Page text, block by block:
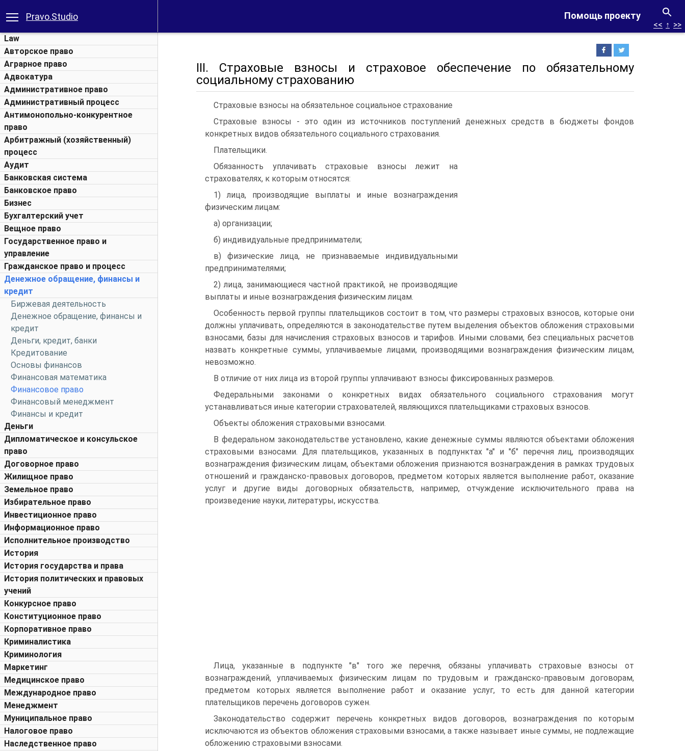
Помощь проекту
Pravo.Studio
Law
Авторское право
Аграрное право
Адвокатура
Административное право
Административный процесс
Антимонопольно-конкурентное
право
Арбитражный (хозяйственный)
процесс
Аудит
Банковская система
Банковское право
Бизнес
Бухгалтерский учет
Вещное право
Государственное право и
управление
Гражданское право и процесс
Денежное обращение, финансы и
кредит
Биржевая деятельность
Денежное обращение, финансы и
кредит
Деньги, кредит, банки
Кредитование
Основы финансов
Финансовая математика
Финансовое право
Финансовый менеджмент
Финансы и кредит
Деньги
Дипломатическое и консульское
право
Договорное право
Жилищное право
Земельное право
Избирательное право
Инвестиционное право
Информационное право
Исполнительное производство
История
История государства и права
История политических и правовых
учений
Конкурсное право
Конституционное право
Корпоративное право
Криминалистика
Криминология
Маркетинг
Медицинское право
Международное право
Менеджмент
Муниципальное право
Налоговое право
Наследственное право
<< ↑ >>
III. Страховые взносы и страховое обеспечение по обязательному
социальному страхованию
Страховые взносы на обязательное социальное страхование
Страховые взносы - это один из источников поступлений денежных средств в бюджеты фондов
конкретных видов обязательного социального страхования.
Плательщики.
Обязанность уплачивать страховые взносы лежит на
страхователях, к которым относятся:
1) лица, производящие выплаты и иные вознаграждения
физическим лицам:
а) организации;
б) индивидуальные предприниматели;
в) физические лица, не признаваемые индивидуальными
предпринимателями;
2) лица, занимающиеся частной практикой, не производящие
выплаты и иные вознаграждения физическим лицам.
Особенность первой группы плательщиков состоит в том, что размеры страховых взносов, которые они
должны уплачивать, определяются в законодательстве путем выделения объектов обложения страховыми
взносами, базы для начисления страховых взносов и тарифов. Иными словами, без специальных расчетов
назвать конкретные суммы, уплачиваемые лицами, производящими вознаграждения физическим лицам,
невозможно.
В отличие от них лица из второй группы уплачивают взносы фиксированных размеров.
Федеральными законами о конкретных видах обязательного социального страхования могут
устанавливаться иные категории страхователей, являющихся плательщиками страховых взносов.
Объекты обложения страховыми взносами.
В федеральном законодательстве установлено, какие денежные суммы являются объектами обложения
страховыми взносами. Для плательщиков, указанных в подпунктах "а" и "б" перечня лиц, производящих
вознаграждения физическим лицам, объектами обложения признаются вознаграждения в рамках трудовых
отношений и гражданско-правовых договоров, предметом которых является выполнение работ, оказание
услуг и другие виды договорных обязательств, например, отчуждение исключительного права на
произведение науки, литературы, искусства.
Лица, указанные в подпункте "в" того же перечня, обязаны уплачивать страховые взносы от
вознаграждений, уплачиваемых физическим лицам по трудовым и гражданско-правовым договорам,
предметом которых является выполнение работ и оказание услуг, то есть для данной категории
плательщиков перечень договоров сужен.
Законодательство содержит перечень конкретных видов договоров, вознаграждения по которым
исключаются из объектов обложения страховыми взносами, а также называет иные суммы, не подлежащие
обложению страховыми взносами.